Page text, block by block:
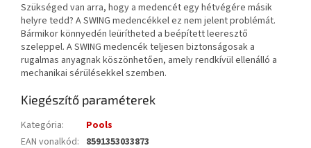
Szükséged van arra, hogy a medencét egy hétvégére másik
helyre tedd? A SWING medencékkel ez nem jelent problémát.
Bármikor könnyedén leürítheted a beépített leeresztő
szeleppel. A SWING medencék teljesen biztonságosak a
rugalmas anyagnak köszönhetően, amely rendkívül ellenálló a
mechanikai sérülésekkel szemben.
Kiegészítő paraméterek
Kategória:
Pools
EAN vonalkód: 8591353033873